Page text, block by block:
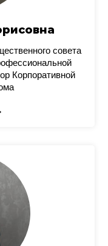
совета
Корпоративной